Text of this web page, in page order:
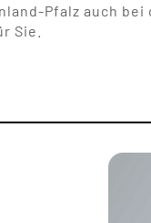
Pfalz auch
Sie.